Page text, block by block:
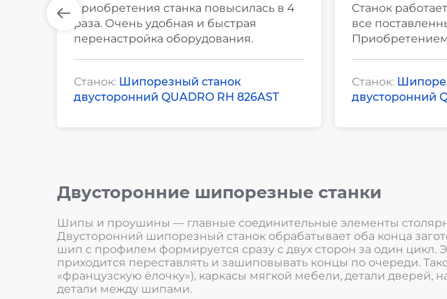
приобретения станка повысилась в 4
раза. Очень удобная и быстрая
перенастройка оборудования.
Станок: Шипорезный станок
двусторонний QUADRO RH 826AST
Станок
все
Станок:
двусторонний
Двусторонние шипорезные станки
Шипы и проушины — главные соединительные элементы
Двусторонний шипорезный станок обрабатывает оба конца
шип с профилем формируется сразу с двух сторон за один цикл.
приходится переставлять и зашиповывать концы по очереди.
«французскую ёлочку»), каркасы мягкой мебели, детали
детали между шипами.